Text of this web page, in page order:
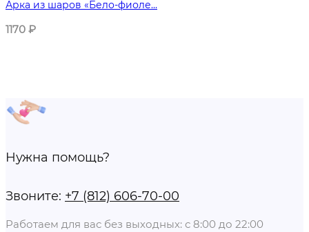
Арка из шаров «Бело-фиоле...
1170 ₽
Нужна помощь?
Звоните: +7 (812) 606-70-00
Работаем для вас без выходных: с 8:00 до 22:00